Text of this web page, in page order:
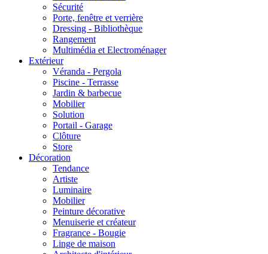
Sécurité
Porte, fenêtre et verrière
Dressing - Bibliothèque
Rangement
Multimédia et Electroménager
Extérieur
Véranda - Pergola
Piscine - Terrasse
Jardin & barbecue
Mobilier
Solution
Portail - Garage
Clôture
Store
Décoration
Tendance
Artiste
Luminaire
Mobilier
Peinture décorative
Menuiserie et créateur
Fragrance - Bougie
Linge de maison